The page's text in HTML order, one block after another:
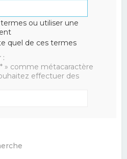
ou utiliser une
quel de ces termes
:
» comme métacaractère
effectuer des